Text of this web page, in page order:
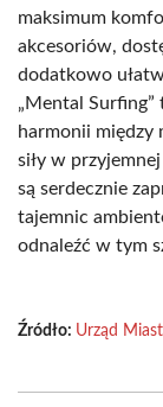
maksimum
akcesoriów,
dodatkowo
„Mental Surfing”
harmonii między
siły w
są serdecznie
tajemnic
odnaleźć w tym
Źródło: Urząd